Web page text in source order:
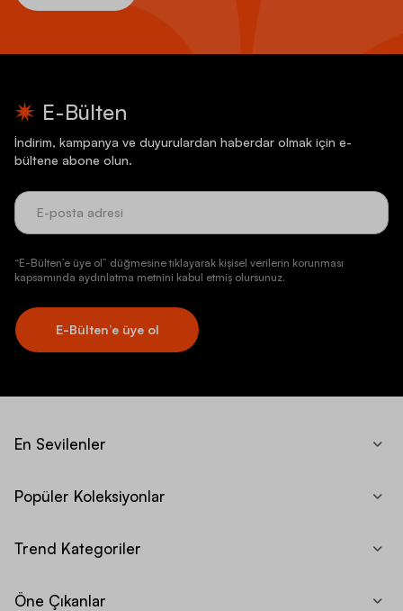
E-Bülten
İndirim, kampanya ve duyurulardan haberdar olmak için e-
bültene abone olun.
“E-Bülten’e üye ol” düğmesine tıklayarak kişisel verilerin korunması
kapsamında aydınlatma metnini kabul etmiş olursunuz.
E-Bülten’e üye ol
En Sevilenler
Popüler Koleksiyonlar
Trend Kategoriler
Öne Çıkanlar